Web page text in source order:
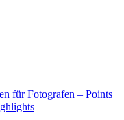
für Fotografen – Points